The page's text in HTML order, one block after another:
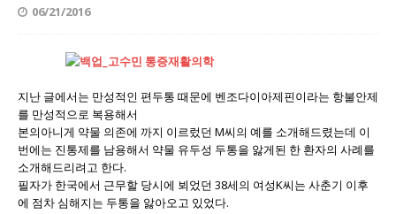
06/21/2016
지난 글에서는 만성적인 편두통 때문에 벤조다이아제핀이라는 항불안제
를 만성적으로 복용해서
본의아니게 약물 의존에 까지 이르렀던 M씨의 예를 소개해드렸는데 이
번에는 진통제를 남용해서 약물 유두성 두통을 앓게된 한 환자의 사례를
소개해드리려고 한다.
필자가 한국에서 근무할 당시에 뵈었던 38세의 여성K씨는 사춘기 이후
에 점차 심해지는 두통을 앓아오고 있었다.